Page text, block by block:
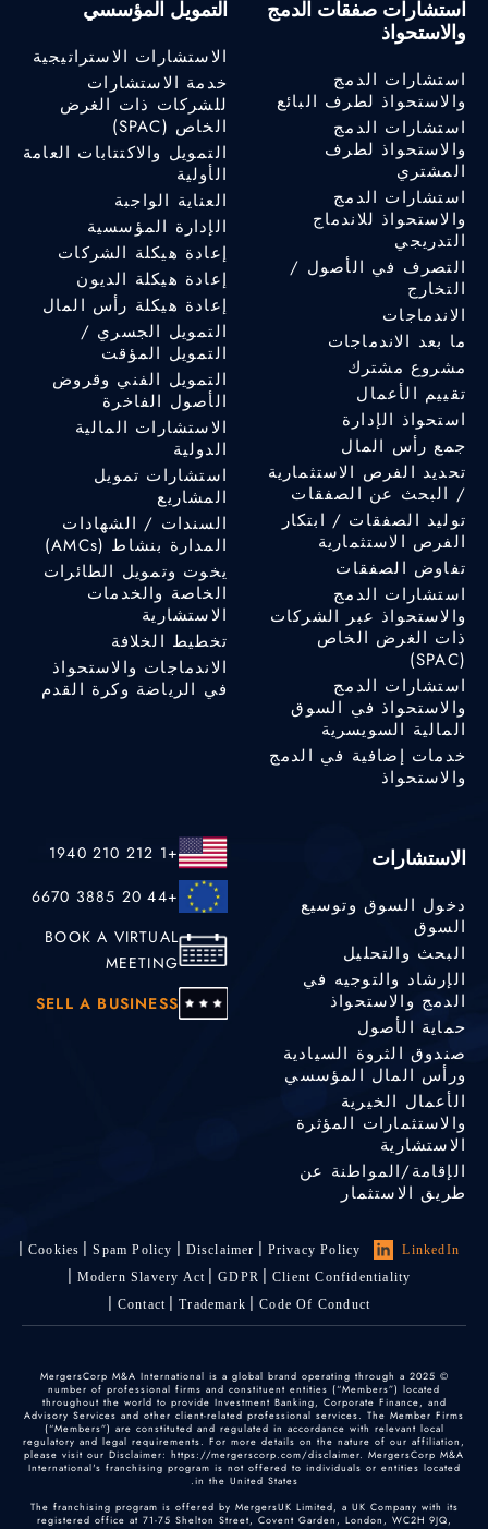
استشارات صفقات الدمج
والاستحواذ
استشارات الدمج
والاستحواذ لطرف البائع
استشارات الدمج
والاستحواذ لطرف
المشتري
استشارات الدمج
والاستحواذ للاندماج
التدريجي
التصرف في الأصول /
التخارج
الاندماجات
ما بعد الاندماجات
مشروع مشترك
تقييم الأعمال
استحواذ الإدارة
جمع رأس المال
تحديد الفرص الاستثمارية
/ البحث عن الصفقات
توليد الصفقات / ابتكار
الفرص الاستثمارية
تفاوض الصفقات
استشارات الدمج
والاستحواذ عبر الشركات
ذات الغرض الخاص
(SPAC)
استشارات الدمج
والاستحواذ في السوق
المالية السويسرية
خدمات إضافية في الدمج
والاستحواذ
التمويل المؤسسي
الاستشارات الاستراتيجية
خدمة الاستشارات
للشركات ذات الغرض
الخاص (SPAC)
التمويل والاكتتابات العامة
الأولية
العناية الواجبة
الإدارة المؤسسية
إعادة هيكلة الشركات
إعادة هيكلة الديون
إعادة هيكلة رأس المال
التمويل الجسري /
التمويل المؤقت
التمويل الفني وقروض
الأصول الفاخرة
الاستشارات المالية
الدولية
استشارات تمويل
المشاريع
السندات / الشهادات
المدارة بنشاط (AMCs)
يخوت وتمويل الطائرات
الخاصة والخدمات
الاستشارية
تخطيط الخلافة
الاندماجات والاستحواذ
في الرياضة وكرة القدم
الاستشارات
دخول السوق وتوسيع
السوق
البحث والتحليل
الإرشاد والتوجيه في
الدمج والاستحواذ
حماية الأصول
صندوق الثروة السيادية
ورأس المال المؤسسي
الأعمال الخيرية
والاستثمارات المؤثرة
الاستشارية
الإقامة/المواطنة عن
طريق الاستثمار
+1 212 210 1940
+44 20 3885 6670
BOOK A VIRTUAL
MEETING
SELL A BUSINESS
LinkedIn
Privacy Policy
Disclaimer
Spam Policy
Cookies
Client Confidentiality
GDPR
Modern Slavery Act
Code Of Conduct
Trademark
Contact
© 2025 MergersCorp M&A International is a global brand operating through a
number of professional firms and constituent entities (“Members”) located
throughout the world to provide Investment Banking, Corporate Finance, and
Advisory Services and other client-related professional services. The Member Firms
(“Members”) are constituted and regulated in accordance with relevant local
regulatory and legal requirements. For more details on the nature of our affiliation,
please visit our Disclaimer: https://mergerscorp.com/disclaimer. MergersCorp M&A
International's franchising program is not offered to individuals or entities located
in the United States.
The franchising program is offered by MergersUK Limited, a UK Company with its
registered office at 71-75 Shelton Street, Covent Garden, London, WC2H 9JQ,